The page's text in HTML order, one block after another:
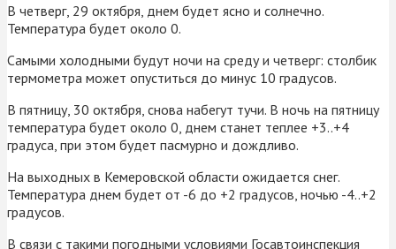
В четверг, 29 октября, днем будет ясно и солнечно.
Температура будет около 0.
Самыми холодными будут ночи на среду и четверг: столбик
термометра может опуститься до минус 10 градусов.
В пятницу, 30 октября, снова набегут тучи. В ночь на пятницу
температура будет около 0, днем станет теплее +3..+4
градуса, при этом будет пасмурно и дождливо.
На выходных в Кемеровской области ожидается снег.
Температура днем будет от -6 до +2 градусов, ночью -4..+2
градусов.
В связи с такими погодными условиями Госавтоинспекция